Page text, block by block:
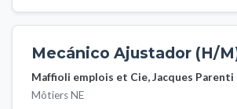
Mecánico Ajustador (H/
Maffioli emplois et Cie, Jacques Parenti
Môtiers NE